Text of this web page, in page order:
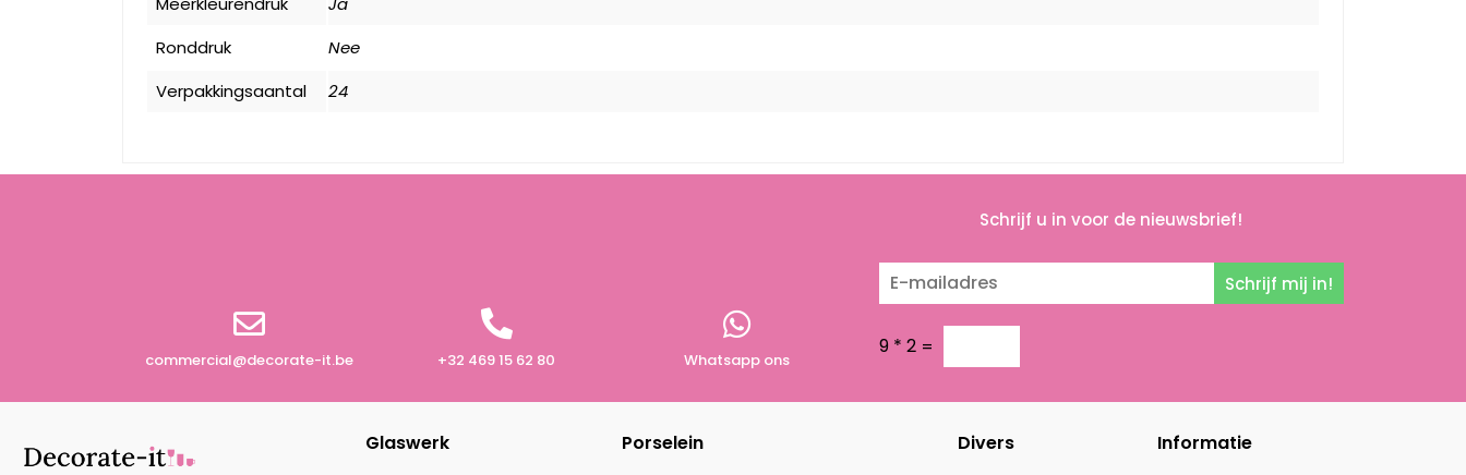
Ronddruk
Nee
Verpakkingsaantal
24
commercial@decorate-it.be +32 469 15 62 80 Whatsapp ons
Schrijf u in voor de nieuwsbrief!
9 * 2 =
Schrijf mij in!
Glaswerk Porselein Divers Informatie